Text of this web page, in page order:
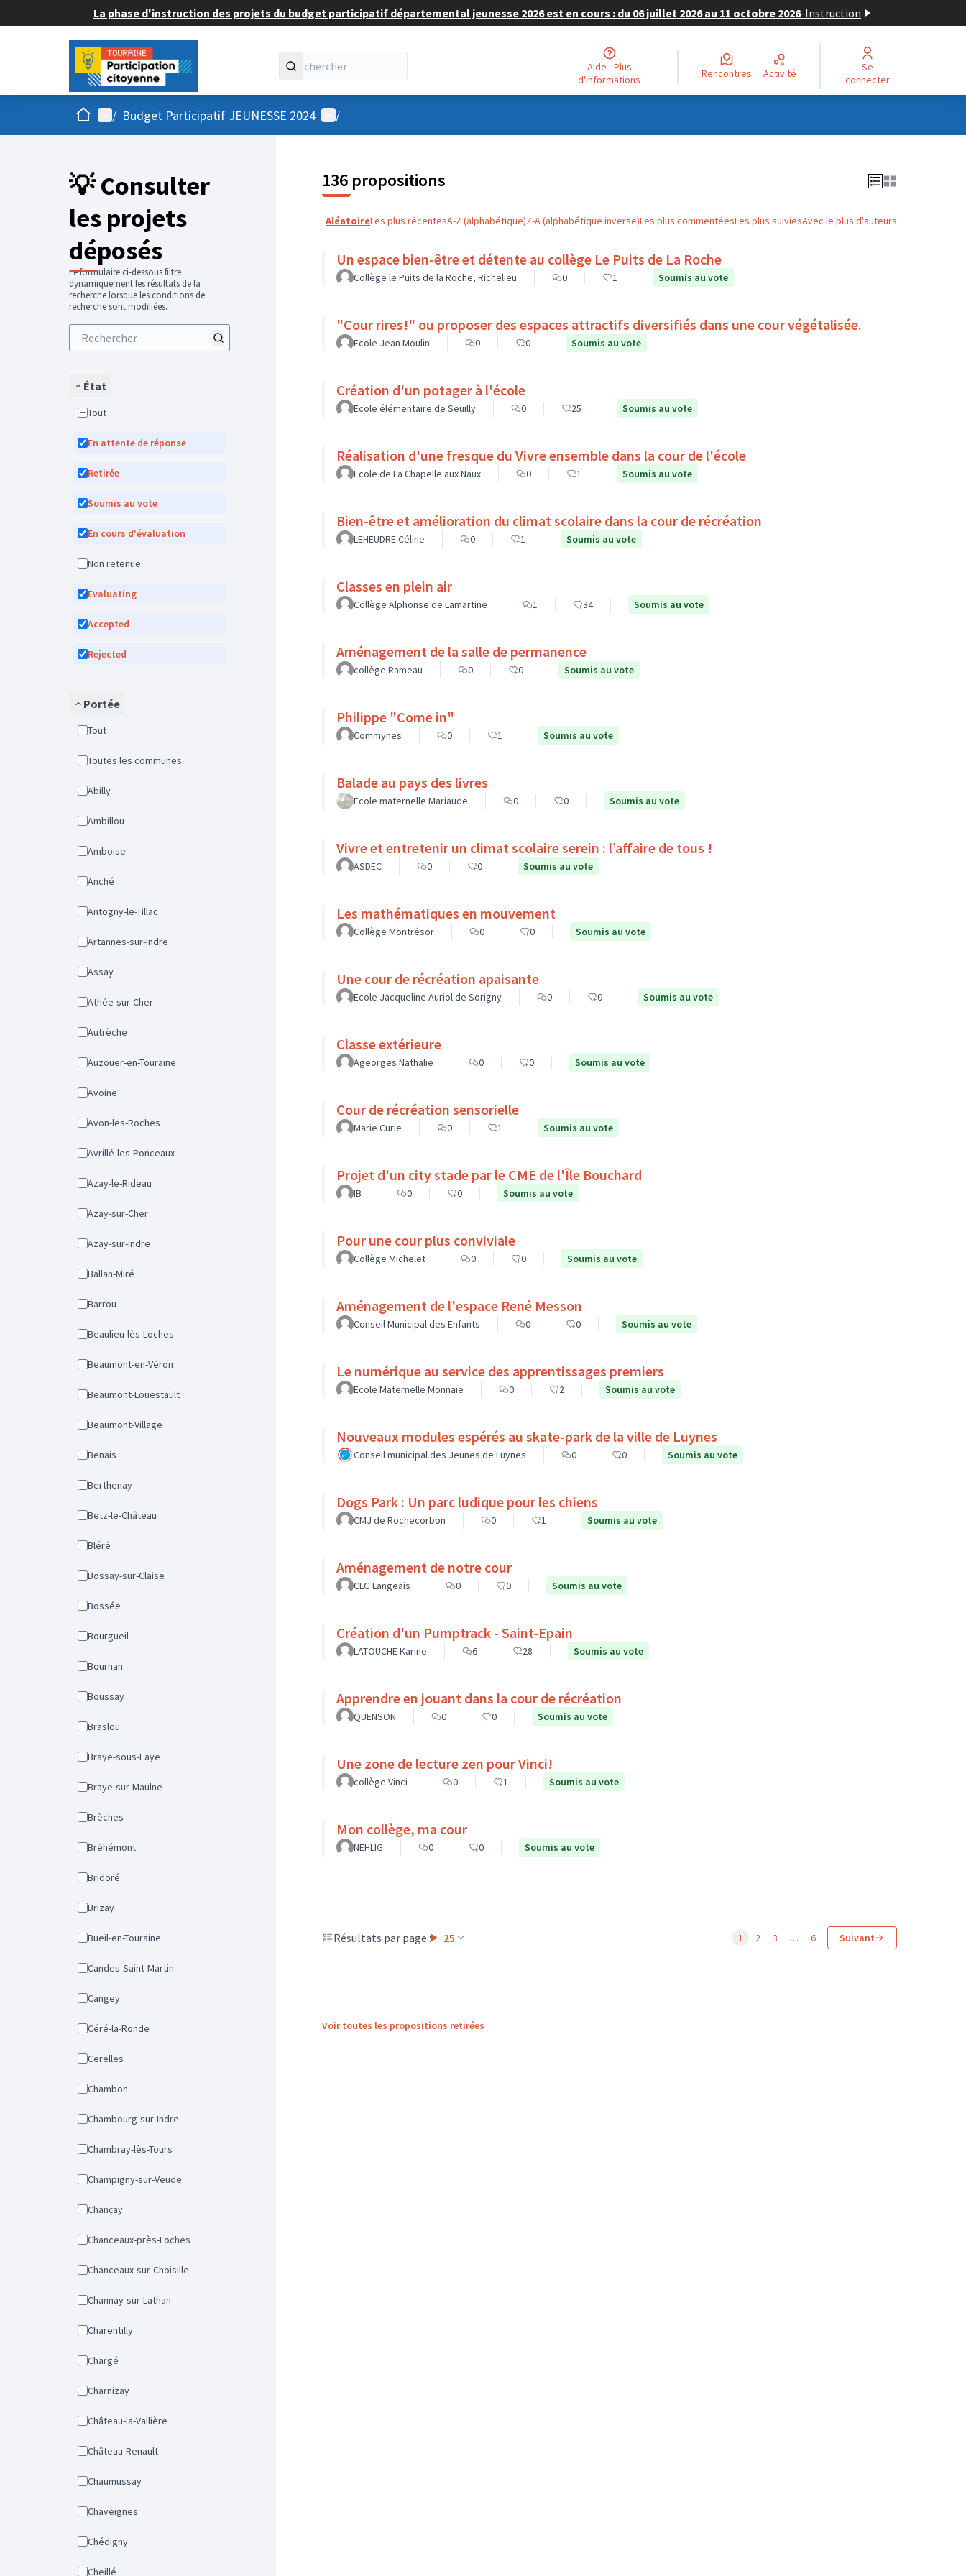
La phase d'instruction des projets du budget participatif départemental jeunesse 2026 est en cours : du 06 juillet 2026 au 11 octobre 2026-Instruction
Aide - Plus
d'informations
Rencontres Activité
Se
connecter
AccueilMenu principal
/ Budget Participatif JEUNESSE 2024 Menu utilisateur
/
💡 Consulter
les projets
déposés
Le formulaire ci-dessous filtre
dynamiquement les résultats de la
recherche lorsque les conditions de
recherche sont modifiées.
État
Tout
En attente de réponse
Retirée
Soumis au vote
En cours d'évaluation
Non retenue
Evaluating
Accepted
Rejected
Portée
Tout
Toutes les communes
Abilly
Ambillou
Amboise
Anché
Antogny-le-Tillac
Artannes-sur-Indre
Assay
Athée-sur-Cher
Autrèche
Auzouer-en-Touraine
Avoine
Avon-les-Roches
Avrillé-les-Ponceaux
Azay-le-Rideau
Azay-sur-Cher
Azay-sur-Indre
Ballan-Miré
Barrou
Beaulieu-lès-Loches
Beaumont-en-Véron
Beaumont-Louestault
Beaumont-Village
Benais
Berthenay
Betz-le-Château
Bléré
Bossay-sur-Claise
Bossée
Bourgueil
Bournan
Boussay
Braslou
Braye-sous-Faye
Braye-sur-Maulne
Brèches
Bréhémont
Bridoré
Brizay
Bueil-en-Touraine
Candes-Saint-Martin
Cangey
Céré-la-Ronde
Cerelles
Chambon
Chambourg-sur-Indre
Chambray-lès-Tours
Champigny-sur-Veude
Chançay
Chanceaux-près-Loches
Chanceaux-sur-Choisille
Channay-sur-Lathan
Charentilly
Chargé
Charnizay
Château-la-Vallière
Château-Renault
Chaumussay
Chaveignes
Chédigny
Cheillé
136 propositions
AléatoireLes plus récentesA-Z (alphabétique)Z-A (alphabétique inverse)Les plus commentéesLes plus suiviesAvec le plus d'auteurs
Un espace bien-être et détente au collège Le Puits de La Roche
Collège le Puits de la Roche, Richelieu 0 1 Soumis au vote
"Cour rires!" ou proposer des espaces attractifs diversifiés dans une cour végétalisée.
Ecole Jean Moulin 0 0 Soumis au vote
Création d'un potager à l'école
Ecole élémentaire de Seuilly 0 25 Soumis au vote
Réalisation d'une fresque du Vivre ensemble dans la cour de l'école
Ecole de La Chapelle aux Naux 0 1 Soumis au vote
Bien-être et amélioration du climat scolaire dans la cour de récréation
LEHEUDRE Céline 0 1 Soumis au vote
Classes en plein air
Collège Alphonse de Lamartine 1 34 Soumis au vote
Aménagement de la salle de permanence
collège Rameau 0 0 Soumis au vote
Philippe "Come in"
Commynes 0 1 Soumis au vote
Balade au pays des livres
Ecole maternelle Mariaude 0 0 Soumis au vote
Vivre et entretenir un climat scolaire serein : l’affaire de tous !
ASDEC 0 0 Soumis au vote
Les mathématiques en mouvement
Collège Montrésor 0 0 Soumis au vote
Une cour de récréation apaisante
Ecole Jacqueline Auriol de Sorigny 0 0 Soumis au vote
Classe extérieure
Ageorges Nathalie 0 0 Soumis au vote
Cour de récréation sensorielle
Marie Curie 0 1 Soumis au vote
Projet d'un city stade par le CME de l'Île Bouchard
IB 0 0 Soumis au vote
Pour une cour plus conviviale
Collège Michelet 0 0 Soumis au vote
Aménagement de l'espace René Messon
Conseil Municipal des Enfants 0 0 Soumis au vote
Le numérique au service des apprentissages premiers
Ecole Maternelle Monnaie 0 2 Soumis au vote
Nouveaux modules espérés au skate-park de la ville de Luynes
Conseil municipal des Jeunes de Luynes 0 0 Soumis au vote
Dogs Park : Un parc ludique pour les chiens
CMJ de Rochecorbon 0 1 Soumis au vote
Aménagement de notre cour
CLG Langeais 0 0 Soumis au vote
Création d'un Pumptrack - Saint-Epain
LATOUCHE Karine 6 28 Soumis au vote
Apprendre en jouant dans la cour de récréation
QUENSON 0 0 Soumis au vote
Une zone de lecture zen pour Vinci!
collège Vinci 0 1 Soumis au vote
Mon collège, ma cour
NEHLIG 0 0 Soumis au vote
Résultats par page : 25 1 2 3 … 6 Suivant
Voir toutes les propositions retirées